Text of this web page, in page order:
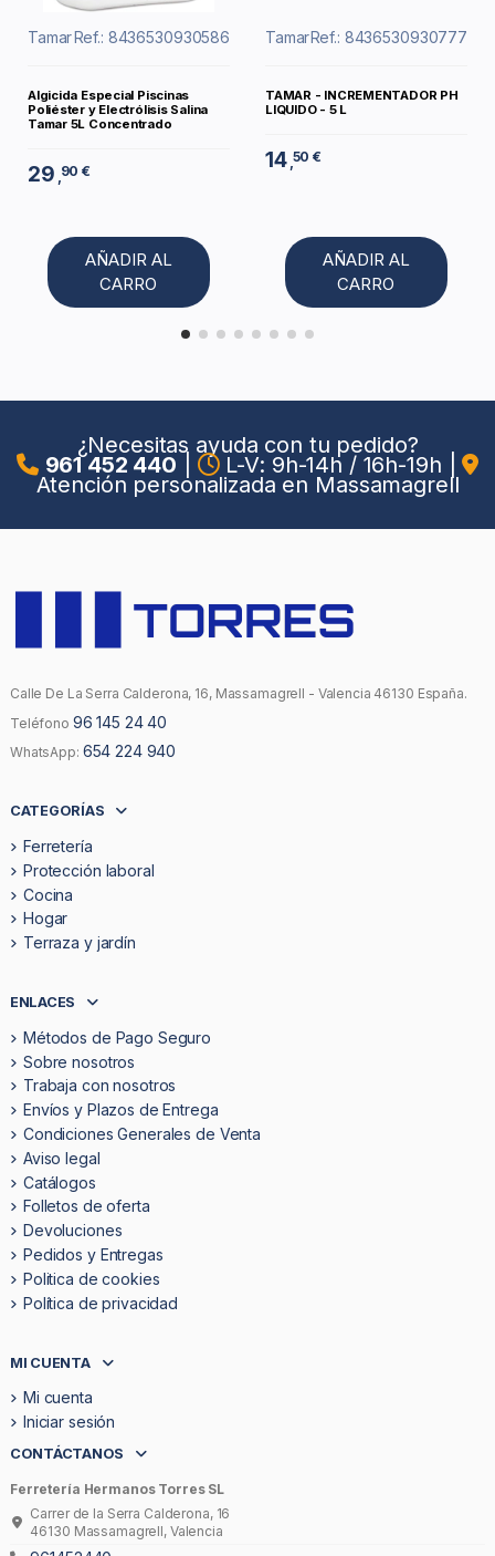
TamarRef.: 8436530930586
Algicida Especial Piscinas
Poliéster y Electrólisis Salina
Tamar 5L Concentrado
29 90 €
AÑADIR AL
CARRO
TamarRef.: 8436530930777
TAMAR - INCREMENTADOR PH
LIQUIDO - 5 L
14 ,50 €
AÑADIR AL
CARRO
¿Necesitas ayuda con tu pedido?
961 452 440 L-V: 9h-14h / 16h-19h
Atención personalizada en Massamagrell
Calle De La Serra Calderona, 16, Massamagrell - Valencia 46130 España.
Teléfono 96 145 24 40
WhatsApp: 654 224 940
CATEGORÍAS
Ferretería
Protección laboral
Cocina
Hogar
Terraza y jardín
ENLACES
Métodos de Pago Seguro
Sobre nosotros
Trabaja con nosotros
Envíos y Plazos de Entrega
Condiciones Generales de Venta
Aviso legal
Catálogos
Folletos de oferta
Devoluciones
Pedidos y Entregas
Politica de cookies
Política de privacidad
MI CUENTA
Mi cuenta
Iniciar sesión
CONTÁCTANOS
Ferretería Hermanos Torres SL
Carrer de la Serra Calderona, 16
46130 Massamagrell, Valencia